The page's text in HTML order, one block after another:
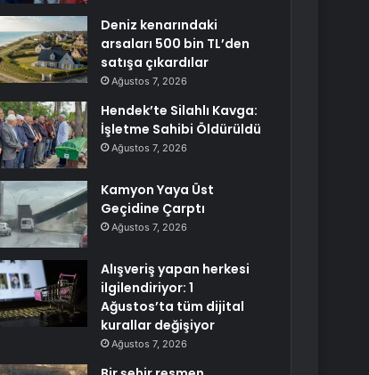
Deniz kenarındaki
arsaları 500 bin TL’den
satışa çıkardılar
Ağustos 7, 2026
Hendek’te Silahlı Kavga:
İşletme Sahibi Öldürüldü
Ağustos 7, 2026
Kamyon Yaya Üst
Geçidine Çarptı
Ağustos 7, 2026
Alışveriş yapan herkesi
ilgilendiriyor: 1
Ağustos’ta tüm dijital
kurallar değişiyor
Ağustos 7, 2026